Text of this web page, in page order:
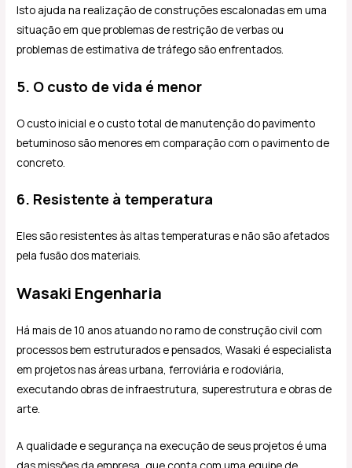
Isto ajuda na realização de construções escalonadas em uma
situação em que problemas de restrição de verbas ou
problemas de estimativa de tráfego são enfrentados.
5. O custo de vida é menor
O custo inicial e o custo total de manutenção do pavimento
betuminoso são menores em comparação com o pavimento de
concreto.
6. Resistente à temperatura
Eles são resistentes às altas temperaturas e não são afetados
pela fusão dos materiais.
Wasaki Engenharia
Há mais de 10 anos atuando no ramo de construção civil com
processos bem estruturados e pensados, Wasaki é especialista
em projetos nas áreas urbana, ferroviária e rodoviária,
executando obras de infraestrutura, superestrutura e obras de
arte.
A qualidade e segurança na execução de seus projetos é uma